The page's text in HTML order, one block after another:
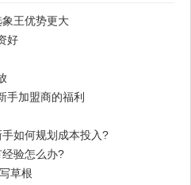
王优势更大
好
手加盟商的福利
如何规划成本投入?
验怎么办?
草根